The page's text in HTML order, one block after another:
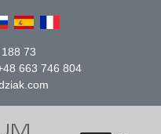
73
663 746 804